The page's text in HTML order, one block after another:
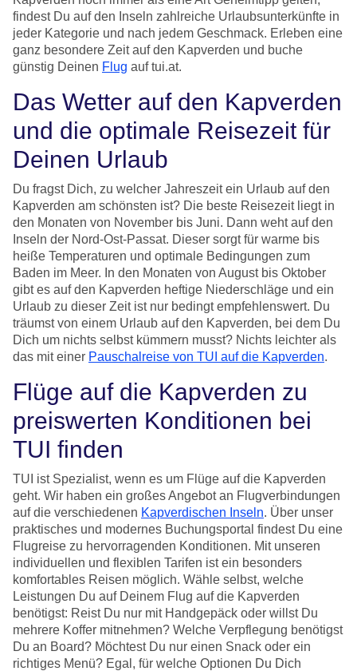
findest Du auf den Inseln zahlreiche Urlaubsunterkünfte in
jeder Kategorie und nach jedem Geschmack. Erleben eine
ganz besondere Zeit auf den Kapverden und buche
günstig Deinen Flug auf tui.at.
Das Wetter auf den Kapverden
und die optimale Reisezeit für
Deinen Urlaub
Du fragst Dich, zu welcher Jahreszeit ein Urlaub auf den
Kapverden am schönsten ist? Die beste Reisezeit liegt in
den Monaten von November bis Juni. Dann weht auf den
Inseln der Nord-Ost-Passat. Dieser sorgt für warme bis
heiße Temperaturen und optimale Bedingungen zum
Baden im Meer. In den Monaten von August bis Oktober
gibt es auf den Kapverden heftige Niederschläge und ein
Urlaub zu dieser Zeit ist nur bedingt empfehlenswert. Du
träumst von einem Urlaub auf den Kapverden, bei dem Du
Dich um nichts selbst kümmern musst? Nichts leichter als
das mit einer Pauschalreise von TUI auf die Kapverden.
Flüge auf die Kapverden zu
preiswerten Konditionen bei
TUI finden
TUI ist Spezialist, wenn es um Flüge auf die Kapverden
geht. Wir haben ein großes Angebot an Flugverbindungen
auf die verschiedenen Kapverdischen Inseln. Über unser
praktisches und modernes Buchungsportal findest Du eine
Flugreise zu hervorragenden Konditionen. Mit unseren
individuellen und flexiblen Tarifen ist ein besonders
komfortables Reisen möglich. Wähle selbst, welche
Leistungen Du auf Deinem Flug auf die Kapverden
benötigst: Reist Du nur mit Handgepäck oder willst Du
mehrere Koffer mitnehmen? Welche Verpflegung benötigst
Du an Board? Möchtest Du nur einen Snack oder ein
richtiges Menü? Egal, für welche Optionen Du Dich